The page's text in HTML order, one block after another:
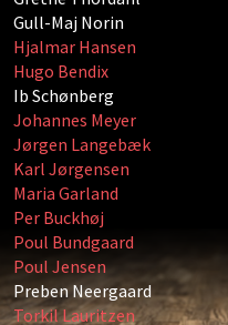
Gull-Maj Norin
Hjalmar Hansen
Hugo Bendix
Ib Schønberg
Johannes Meyer
Jørgen Langebæk
Karl Jørgensen
Maria Garland
Per Buckhøj
Poul Bundgaard
Poul Jensen
Preben Neergaard
Torkil Lauritzen